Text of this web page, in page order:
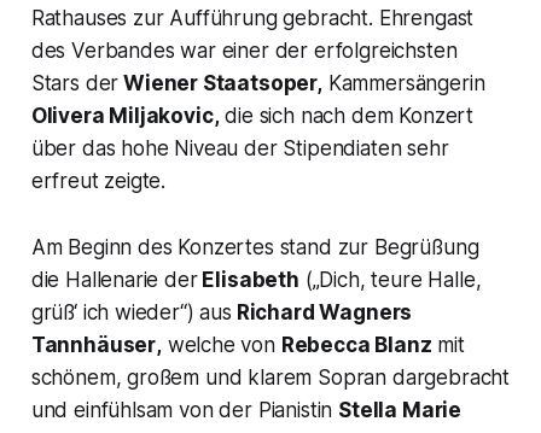
Rathauses zur Aufführung gebracht. Ehrengast
des Verbandes war einer der erfolgreichsten
Stars der Wiener Staatsoper,Kammersängerin
Olivera Miljakovic,die sich nach dem Konzert
über das hohe Niveau der Stipendiaten sehr
erfreut zeigte.
Am Beginn des Konzertes stand zur Begrüßung
die Hallenarie derElisabeth („Dich, teure Halle,
grüß‘ ich wieder“) aus Richard Wagners
Tannhäuser,welche von Rebecca Blanz mit
schönem, großem und klarem Sopran dargebracht
und einfühlsam von der Pianistin Stella Marie